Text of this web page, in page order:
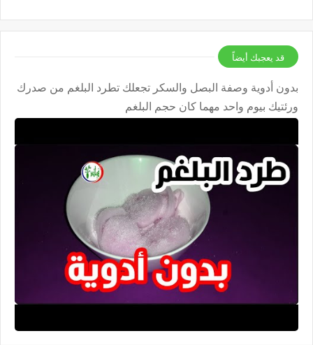
قد يعجبك أيضاً
بدون أدوية وصفة البصل والسكر تجعلك تطرد البلغم من صدرك
ورئتيك بيوم واحد مهما كان حجم البلغم